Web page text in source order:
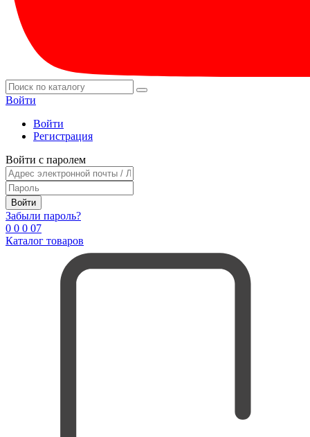
Войти
Войти
Регистрация
Войти с паролем
Войти
Забыли пароль?
0 0 0 07
Каталог товаров